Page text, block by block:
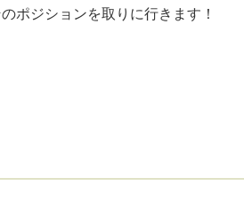
ポジションを取りに行きます！